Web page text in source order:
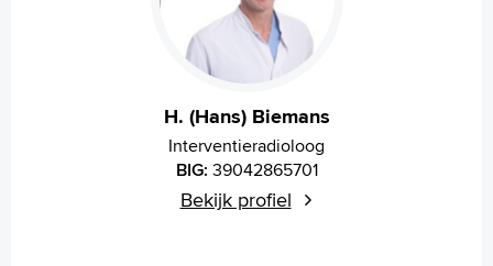
H. (Hans) Biemans
Interventieradioloog
BIG: 39042865701
Bekijk profiel